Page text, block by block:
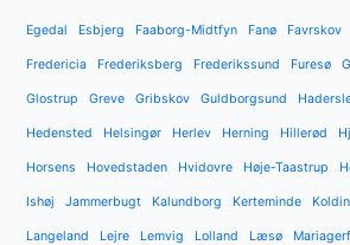
Egedal Esbjerg Faaborg-Midtfyn Fanø Favrskov
Fredericia Frederiksberg Frederikssund Furesø
Glostrup Greve Gribskov Guldborgsund
Hedensted Helsingør Herlev Herning Hillerød
Horsens Hovedstaden Hvidovre Høje-Taastrup
Ishøj Jammerbugt Kalundborg Kerteminde
Langeland Lejre Lemvig Lolland Læsø